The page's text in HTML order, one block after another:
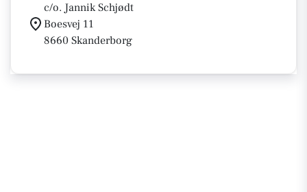
c/o. Jannik Schjødt
Boesvej 11
8660 Skanderborg